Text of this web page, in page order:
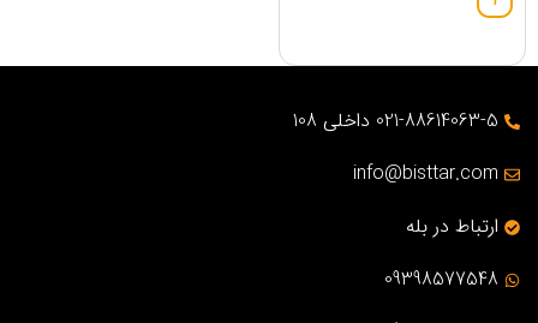
021-88614063-5 داخلی 108
info@bisttar.com
ارتباط در بله
09398577548